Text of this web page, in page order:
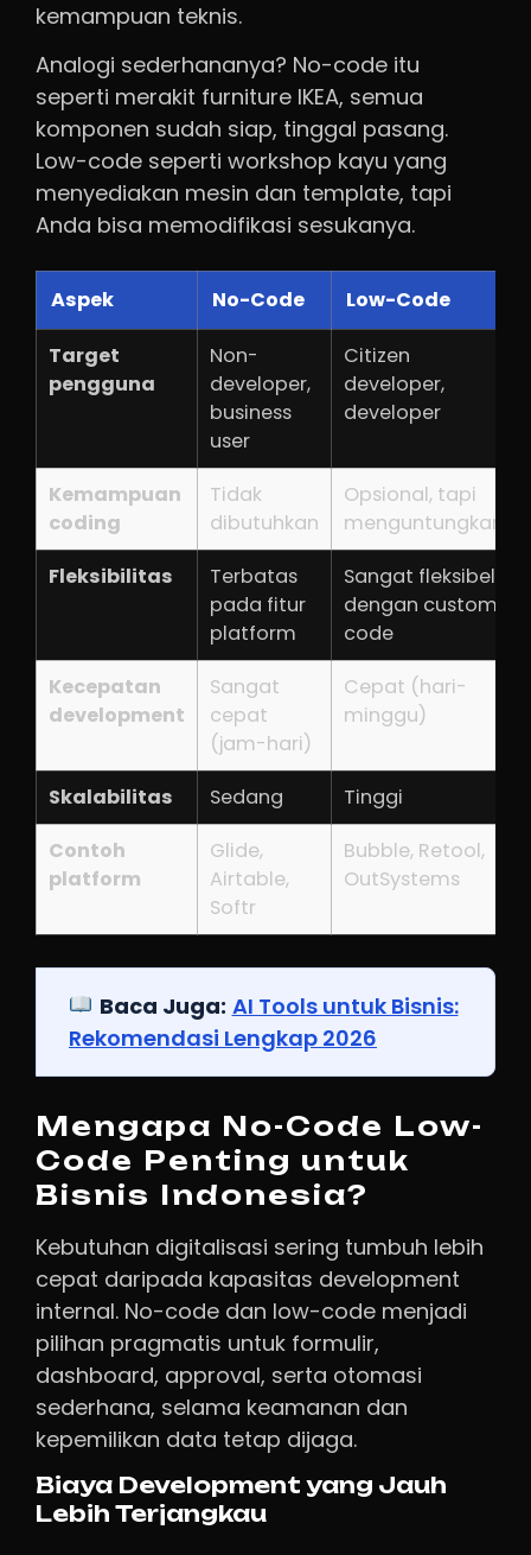
kemampuan teknis.
Analogi sederhananya? No-code itu
seperti merakit furniture IKEA, semua
komponen sudah siap, tinggal pasang.
Low-code seperti workshop kayu yang
menyediakan mesin dan template, tapi
Anda bisa memodifikasi sesukanya.
Aspek No-Code Low-Code
Target
pengguna
Non-
developer,
business
user
Citizen
developer,
developer
Kemampuan
coding
Tidak
dibutuhkan
Opsional, tapi
menguntungkan
Fleksibilitas
Terbatas
pada fitur
platform
Sangat fleksibel
dengan custom
code
Kecepatan
development
Sangat
cepat
(jam-hari)
Cepat (hari-
minggu)
Skalabilitas Sedang
Tinggi
Contoh
platform
Glide,
Airtable,
Softr
Bubble, Retool,
OutSystems
Baca Juga: AI Tools untuk Bisnis:
Rekomendasi Lengkap 2026
Mengapa No-Code Low-
Code Penting untuk
Bisnis Indonesia?
Kebutuhan digitalisasi sering tumbuh lebih
cepat daripada kapasitas development
internal. No-code dan low-code menjadi
pilihan pragmatis untuk formulir,
dashboard, approval, serta otomasi
sederhana, selama keamanan dan
kepemilikan data tetap dijaga.
Biaya Development yang Jauh
Lebih Terjangkau